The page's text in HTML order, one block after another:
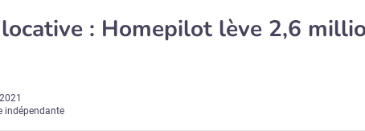
: Homepilot lève 2,6
indépendante